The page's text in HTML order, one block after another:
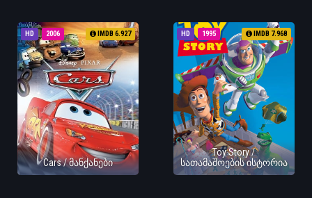
HD 2006 IMDB 6.927
Cars / მანქანები
HD 1995 IMDB 7.968
Toy Story /
სათამაშოების ისტორია